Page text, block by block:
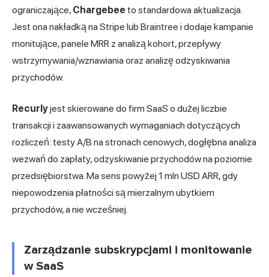
ograniczające, Chargebee to standardowa aktualizacja.
Jest ona nakładką na Stripe lub Braintree i dodaje kampanie
monitujące, panele MRR z analizą kohort, przepływy
wstrzymywania/wznawiania oraz analizę odzyskiwania
przychodów.
Recurlyjest skierowane do firm SaaS o dużej liczbie
transakcji i zaawansowanych wymaganiach dotyczących
rozliczeń: testy A/B na stronach cenowych, dogłębna analiza
wezwań do zapłaty, odzyskiwanie przychodów na poziomie
przedsiębiorstwa. Ma sens powyżej 1 mln USD ARR, gdy
niepowodzenia płatności są mierzalnym ubytkiem
przychodów, a nie wcześniej.
Zarządzanie subskrypcjami i monitowanie
w SaaS